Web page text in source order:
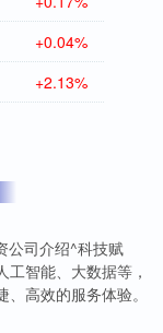
+0.04%
+2.13%
公司介绍^科技赋
智能、大数据等，
高效的服务体验。